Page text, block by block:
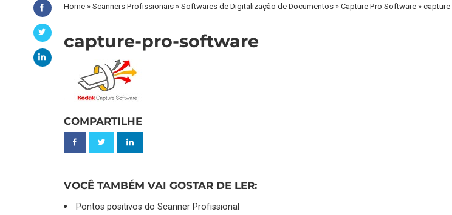
Home»Scanners Profissionais»Softwares de Digitalização de Documentos»Capture Pro Software»
capture-pro-software
COMPARTILHE
VOCÊ TAMBÉM VAI GOSTAR DE LER:
Pontos positivos do Scanner Profissional